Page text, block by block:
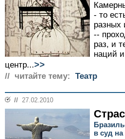
- то
разных
--
раз, и
наций
центр...>>
// читайте тему: Театр
// 27.02.2010
в суд